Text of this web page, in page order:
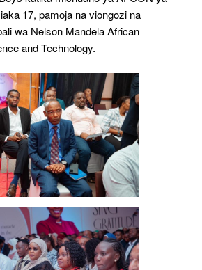
17, pamoja na viongozi na
wa Nelson Mandela African
and Technology.